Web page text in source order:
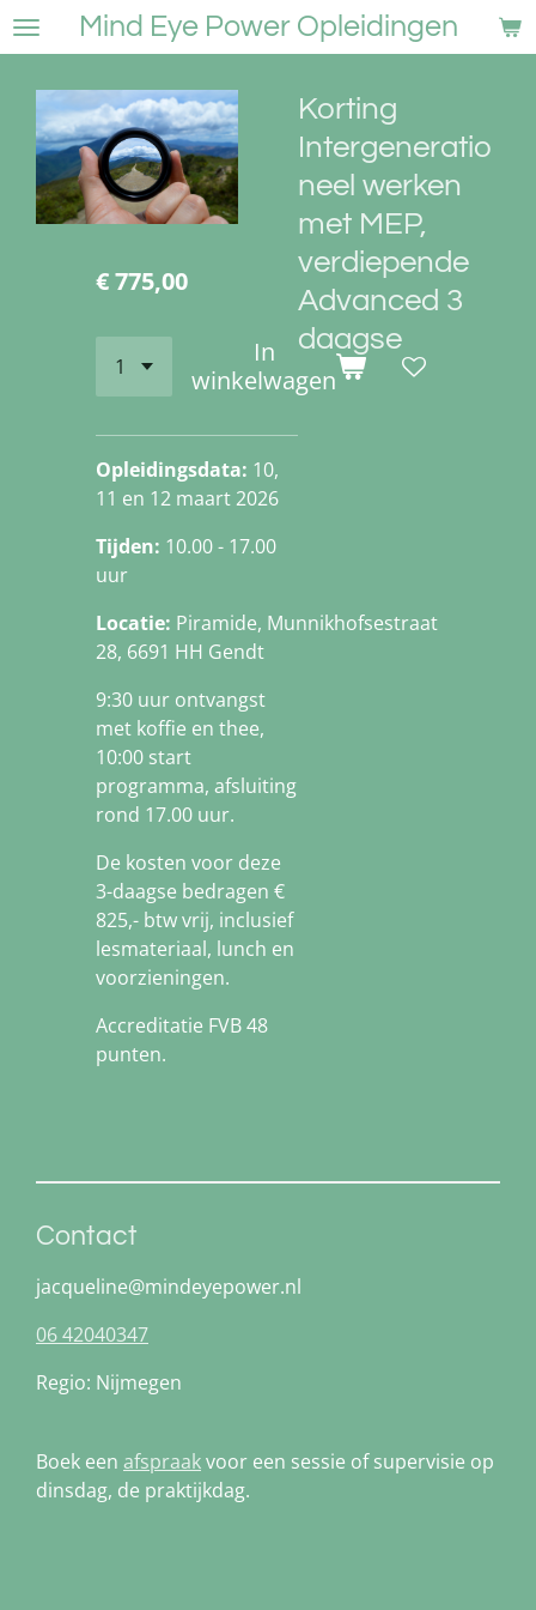
Ga
direct
hoofdinhoud
Mind Eye Power Opleidingen
Korting
Intergeneratio
neel werken
met MEP,
verdiepende
Advanced 3
daagse
€ 775,00
In
winkelwagen
Opleidingsdata: 10,
11 en 12 maart 2026
Tijden: 10.00 - 17.00
uur
Locatie: Piramide, Munnikhofsestraat
28, 6691 HH Gendt
9:30 uur ontvangst
met koffie en thee,
10:00 start
programma, afsluiting
rond 17.00 uur.
De kosten voor deze
3-daagse bedragen €
825,- btw vrij, inclusief
lesmateriaal, lunch en
voorzieningen.
Accreditatie FVB 48
punten.
Contact
jacqueline@mindeyepower.nl
06 42040347
Regio: Nijmegen
Boek een afspraakvoor een sessie of supervisie op
dinsdag, de praktijkdag.